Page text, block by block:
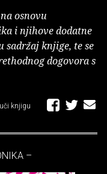
osnovu
i njihove dodatne
sadržaj knjige, te se
dogovora s
knjigu
–